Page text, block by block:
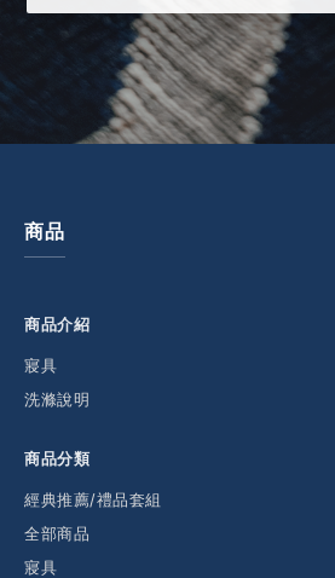
商品
商品介紹
寢具
洗滌說明
商品分類
經典推薦/禮品套組
全部商品
寢具